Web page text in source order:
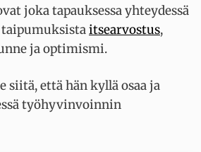
joka tapauksessa yhteydessä
itsearvostus,
ja optimismi.
siitä, että hän kyllä osaa ja
työhyvinvoinnin